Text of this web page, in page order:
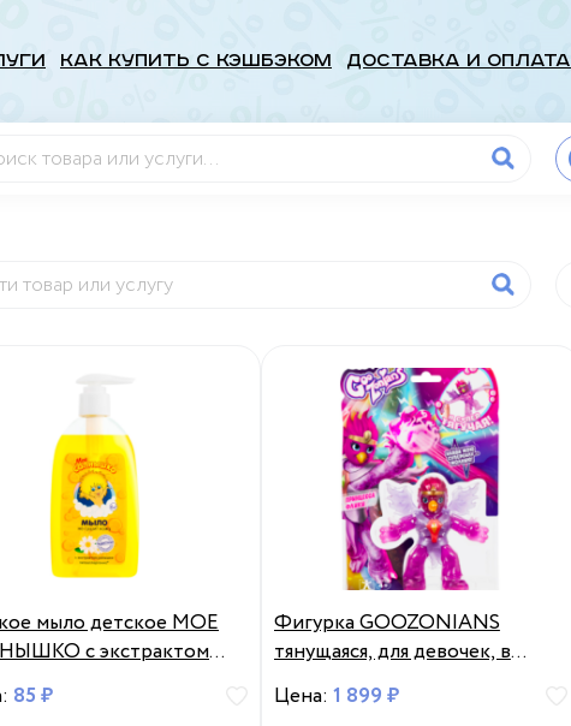
Как купить с кэшбэком Доставка и оплата
мыло детское МОЕ
с экстрактом
300мл, Россия, 300
85 ₽
Фигурка GOOZONIANS
тянущаяся, для девочек, в
ассортименте Арт. 40804,
Китай
Цена: 1 899 ₽